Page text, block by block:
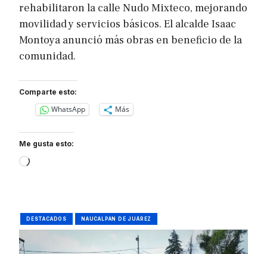
rehabilitaron la calle Nudo Mixteco, mejorando
movilidad y servicios básicos. El alcalde Isaac
Montoya anunció más obras en beneficio de la
comunidad.
Comparte esto:
WhatsApp Más
Me gusta esto:
Loading…
DESTACADOS NAUCALPAN DE JUÁREZ